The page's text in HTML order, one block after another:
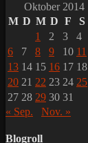
Oktober 2014
M D M D F S
1
2 3 4
6
7 8 9 10 11
13 14 15 16 17 18
20 21 22 23 24 25
27 28 29 30 31
« Sep.
Nov. »
Blogroll